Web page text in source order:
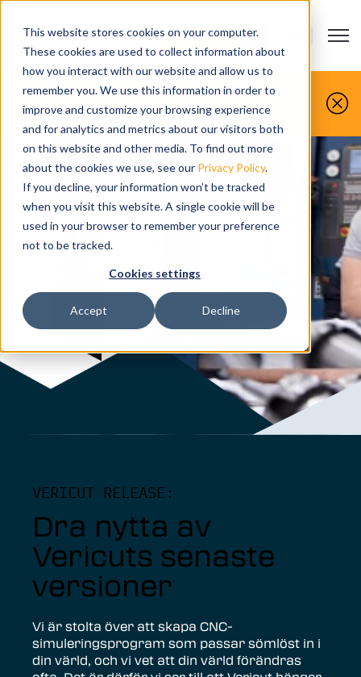
This website stores cookies on your computer.
These cookies are used to collect information about
how you interact with our website and allow us to
remember you. We use this information in order to
improve and customize your browsing experience
and for analytics and metrics about our visitors both
on this website and other media. To find out more
about the cookies we use, see our Privacy Policy.
If you decline, your information won’t be tracked
when you visit this website. A single cookie will be
used in your browser to remember your preference
not to be tracked.
Cookies settings
Accept Decline
Open
KONTAKTA-OSS Show
Du gör det, vi simulerar det.
Boka din gratis demo idag
VERICUT RELEASE:
Dra nytta av
Vericuts senaste
versioner
Vi är stolta över att skapa CNC-
simuleringsprogram som passar sömlöst in i
din värld, och vi vet att din värld förändras